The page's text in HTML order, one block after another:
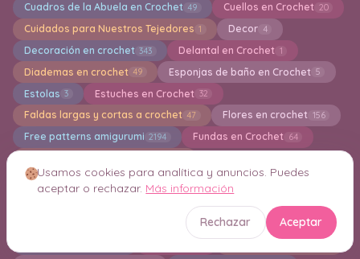
Cuadros de la Abuela en Crochet 49 Cuellos en Crochet 20
Cuidados para Nuestros Tejedores 1 Decor 4
Decoración en crochet 343 Delantal en Crochet 1
Diademas en crochet 49 Esponjas de baño en Crochet 5
Estolas 3 Estuches en Crochet 32
Faldas largas y cortas a crochet 47 Flores en crochet 156
Free patterns amigurumi 2194 Fundas en Crochet 64
Fundas para Macetas en Crochet 25
Guirnaldas 12
Usamos cookies para analítica y anuncios. Puedes
aceptar o rechazar. Más información
Rechazar Aceptar